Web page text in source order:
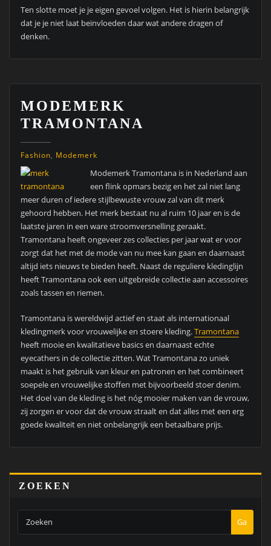
Ten slotte moet je je eigen gevoel volgen. Het is hierin belangrijk
dat je je niet laat beïnvloeden daar wat andere dragen of
denken.
MODEMERK
TRAMONTANA
Fashion, Modemerk
Modemerk Tramontana is in Nederland aan
een flink opmars bezig en het zal niet lang
meer duren of iedere stijlbewuste vrouw zal van dit merk
gehoord hebben. Het merk bestaat nu al ruim 10 jaar en is de
laatste jaren in een ware stroomversnelling geraakt.
Tramontana heeft ongeveer zes collecties per jaar wat er voor
zorgt dat het met de mode van nu mee kan gaan en daarnaast
altijd iets nieuws te bieden heeft. Naast de reguliere kledinglijn
heeft Tramontana ook een uitgebreide collectie aan accessoires
zoals tassen en riemen.
Tramontana is wereldwijd actief en staat als internationaal
kledingmerk voor vrouwelijke en stoere kleding.Tramontana
heeft mooie en kwalitatieve basics en daarnaast echte
eyecathers in de collectie zitten. Wat Tramontana zo uniek
maakt is het gebruik van kleur en patronen en het combineert
soepele en vrouwelijke stoffen met bijvoorbeeld stoer denim.
Het doel van de kleding is het nóg mooier maken van de vrouw,
zij zorgen er voor dat de vrouw straalt en dat alles met een erg
goede kwaliteit en niet onbelangrijk een betaalbare prijs.
ZOEKEN
Ga